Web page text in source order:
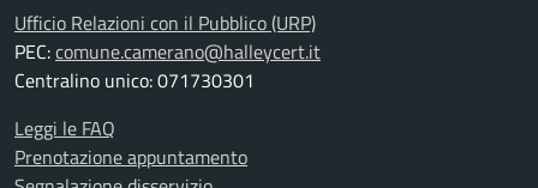
Ufficio Relazioni con il Pubblico (URP)
PEC:comune.camerano@halleycert.it
Centralino unico: 071730301
Leggi le FAQ
Prenotazione appuntamento